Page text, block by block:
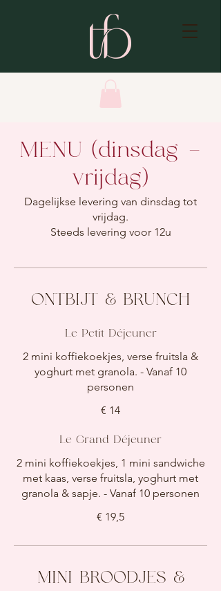
MENU (dinsdag -
vrijdag)
Dagelijkse levering van dinsdag tot
vrijdag.
Steeds levering voor 12u
ONTBIJT & BRUNCH
Le Petit Déjeuner
2 mini koffiekoekjes, verse fruitsla &
yoghurt met granola. - Vanaf 10
€ 14
Le Grand Déjeuner
2 mini koffiekoekjes, 1 mini sandwiche
met kaas, verse fruitsla, yoghurt met
granola & sapje. - Vanaf 10 personen
€ 19,5
MINI BROODJES &